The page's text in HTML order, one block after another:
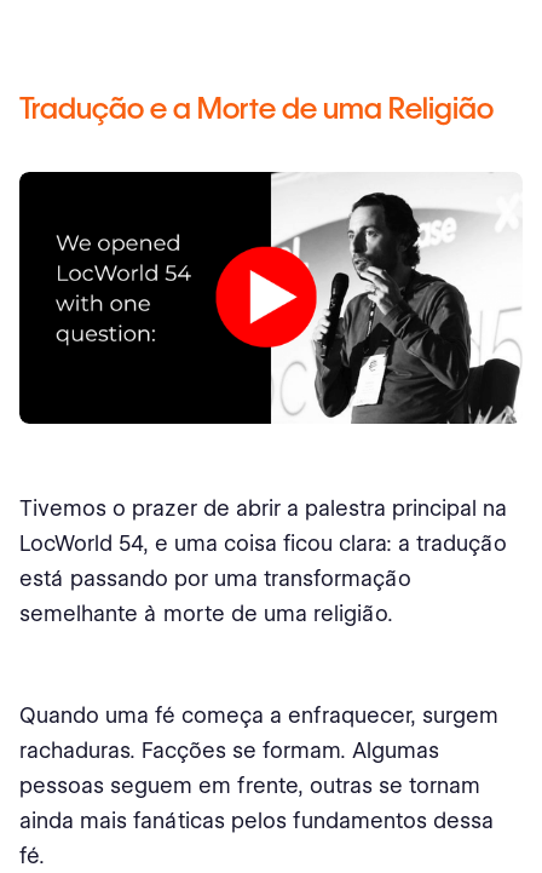
Tradução e a Morte de uma Religião
Tivemos o prazer de abrir a palestra principal na
LocWorld 54, e uma coisa ficou clara: a tradução
está passando por uma transformação
semelhante à morte de uma religião.
Quando uma fé começa a enfraquecer, surgem
rachaduras. Facções se formam. Algumas
pessoas seguem em frente, outras se tornam
ainda mais fanáticas pelos fundamentos dessa
fé.